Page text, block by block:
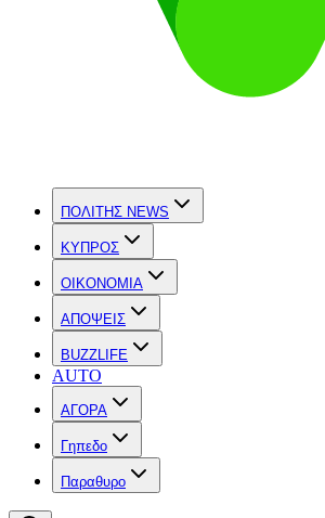
ΠΟΛΙΤΗΣ NEWS
ΚΥΠΡΟΣ
OIKONOMIA
ΑΠΟΨΕΙΣ
BUZZLIFE
AUTO
ΑΓΟΡΑ
Γηπεδο
Παραθυρο